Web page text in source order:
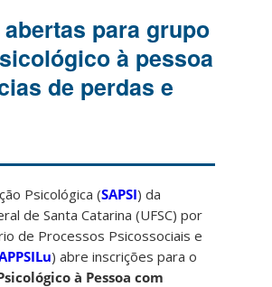
para grupo
à pessoa
de perdas e
Psicológica (SAPSI) da
de Santa Catarina (UFSC) por
de Processos Psicossociais e
) abre inscrições para o
à Pessoa com